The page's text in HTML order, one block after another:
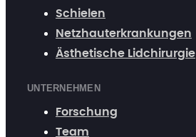
Schielen
Netzhauterkrankungen
Ästhetische Lidchirurgie
UNTERNEHMEN
Forschung
Team